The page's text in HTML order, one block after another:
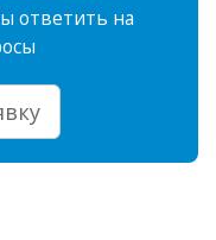
ответить на